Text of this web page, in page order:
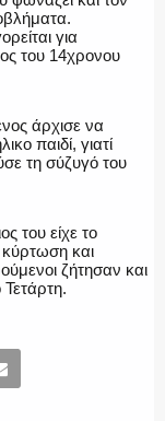
για
του 14χρονου
άρχισε να
παιδί, γιατί
τη σύζυγό του
του είχε το
και
ζήτησαν και